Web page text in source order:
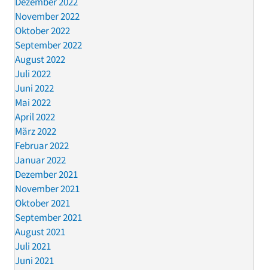
November 2022
Oktober 2022
September 2022
August 2022
Juli 2022
Juni 2022
Mai 2022
April 2022
März 2022
Februar 2022
Januar 2022
Dezember 2021
November 2021
Oktober 2021
September 2021
August 2021
Juli 2021
Juni 2021